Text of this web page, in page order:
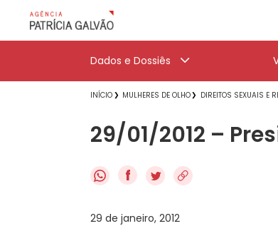
Dados e Dossiês
INÍCIO MULHERES DE OLHO DIREITOS SEXUAIS E
29/01/2012 –
f
29 de janeiro, 2012